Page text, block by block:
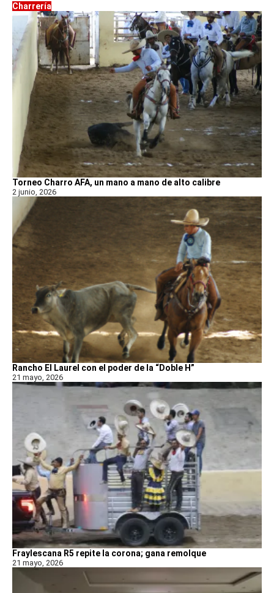
Charrería
Torneo Charro AFA, un mano a mano de alto calibre
2 junio, 2026
Rancho El Laurel con el poder de la “Doble H”
21 mayo, 2026
Fraylescana R5 repite la corona; gana remolque
21 mayo, 2026